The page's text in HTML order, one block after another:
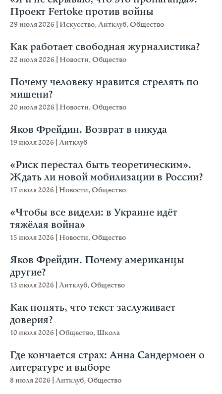
Проект Fertoke против войны
29 июля 2026 Искусство,Литклуб,Общество
Как работает свободная журналистика?
22 июля 2026 Новости,Общество
Почему человеку нравится стрелять по
мишени?
20 июля 2026 Новости,Общество
Яков Фрейдин. Возврат в никуда
19 июля 2026 Литклуб
«Риск перестал быть теоретическим».
Ждать ли новой мобилизации в России?
17 июля 2026 Новости,Общество
«Чтобы все видели: в Украине идёт
тяжёлая война»
15 июля 2026 Новости,Общество
Яков Фрейдин. Почему американцы
другие?
13 июля 2026 Литклуб,Общество
Как понять, что текст заслуживает
доверия?
10 июля 2026 Общество, Школа
Где кончается страх: Анна Сандермоен о
литературе и выборе
8 июля 2026 Литклуб,Общество